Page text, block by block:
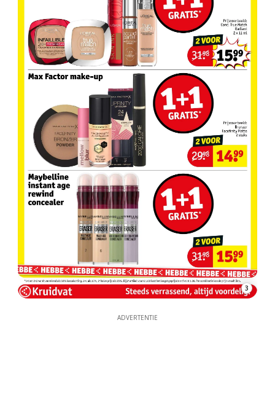
3
ADVERTENTIE